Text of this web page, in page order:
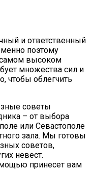
и ответственный
поэтому
высоком
множества сил и
чтобы облегчить
советы
– от выбора
или Севастополе
зала. Мы готовы
советов,
невест.
принесет вам